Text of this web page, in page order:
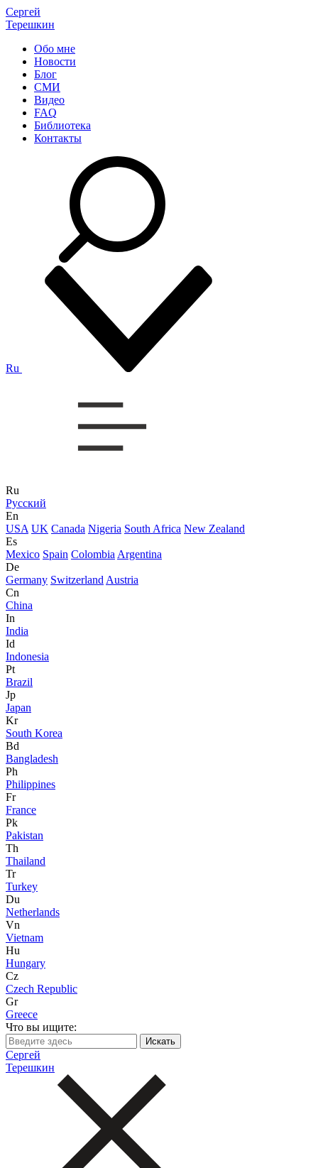
Сергей
Терешкин
Обо мне
Новости
Блог
СМИ
Видео
FAQ
Библиотека
Контакты
Ru
Ru
Русский
En
USA UK Canada Nigeria South Africa New Zealand
Es
Mexico Spain Colombia Argentina
De
Germany Switzerland Austria
Cn
China
In
India
Id
Indonesia
Pt
Brazil
Jp
Japan
Kr
South Korea
Bd
Bangladesh
Ph
Philippines
Fr
France
Pk
Pakistan
Th
Thailand
Tr
Turkey
Du
Netherlands
Vn
Vietnam
Hu
Hungary
Cz
Czech Republic
Gr
Greece
Что вы ищите:
Сергей
Терешкин